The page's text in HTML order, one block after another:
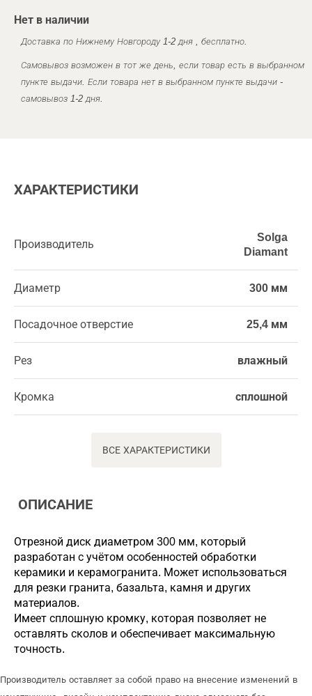
Нет в наличии
Доставка по Нижнему Новгороду 1-2 дня , бесплатно.
Самовывоз возможен в тот же день, если товар есть в выбранном
пункте выдачи. Если товара нет в выбранном пункте выдачи -
самовывоз 1-2 дня.
ХАРАКТЕРИСТИКИ
Производитель
Solga
Diamant
Диаметр 300 мм
Посадочное отверстие 25,4 мм
Рез влажный
Кромка сплошной
ВСЕ ХАРАКТЕРИСТИКИ
ОПИСАНИЕ
Отрезной диск диаметром 300 мм, который
разработан с учётом особенностей обработки
керамики и керамогранита. Может использоваться
для резки гранита, базальта, камня и других
материалов.
Имеет сплошную кромку, которая позволяет не
оставлять сколов и обеспечивает максимальную
точность.
Производитель оставляет за собой право на внесение изменений в